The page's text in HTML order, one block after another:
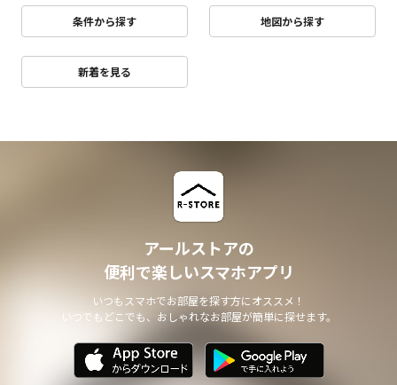
条件から探す 地図から探す
新着を見る
アールストアの
便利で楽しいスマホアプリ
いつもスマホでお部屋を探す方にオススメ！
いつでもどこでも、おしゃれなお部屋が簡単に探せます。